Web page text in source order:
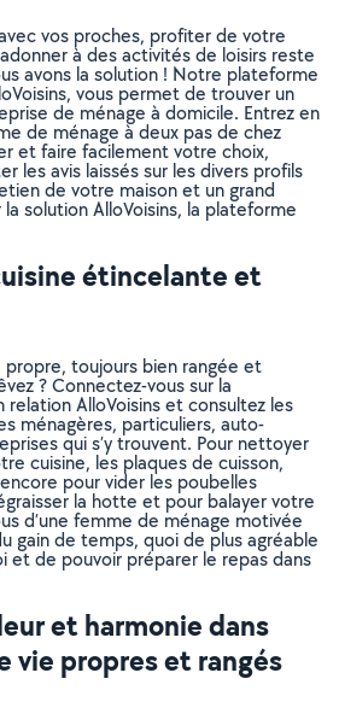
vos proches, profiter de votre
à des activités de loisirs reste
avons la solution ! Notre plateforme
vous permet de trouver un
de ménage à domicile. Entrez en
de ménage à deux pas de chez
et faire facilement votre choix,
les avis laissés sur les divers profils
de votre maison et un grand
solution AlloVoisins, la plateforme
étincelante et
propre, toujours bien rangée et
? Connectez-vous sur la
AlloVoisins et consultez les
ménagères, particuliers, auto-
qui s’y trouvent. Pour nettoyer
cuisine, les plaques de cuisson,
pour vider les poubelles
la hotte et pour balayer votre
d’une femme de ménage motivée
gain de temps, quoi de plus agréable
et de pouvoir préparer le repas dans
et harmonie dans
vie propres et rangés